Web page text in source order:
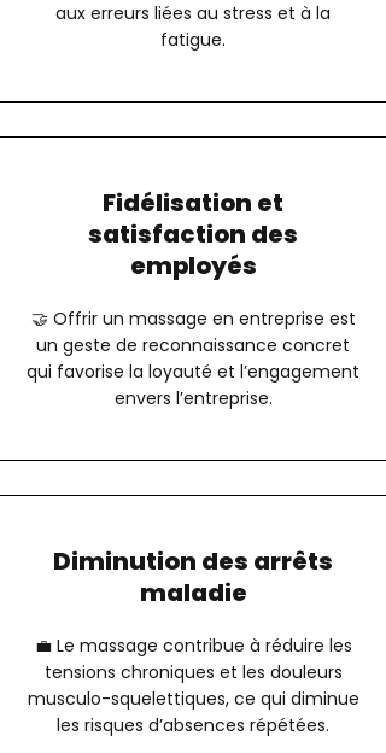
aux erreurs liées au stress et à la
fatigue.
Fidélisation et
satisfaction des
employés
🤝 Offrir un massage en entreprise est
un geste de reconnaissance concret
qui favorise la loyauté et l’engagement
envers l’entreprise.
Diminution des arrêts
maladie
💼 Le massage contribue à réduire les
tensions chroniques et les douleurs
musculo-squelettiques, ce qui diminue
les risques d’absences répétées.